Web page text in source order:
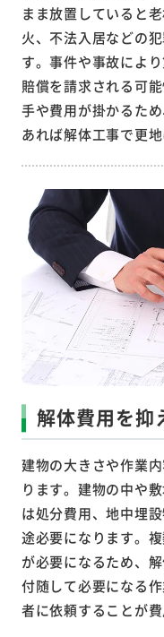
まま放置していると
火、不法入居などの
す。事件や事故によ
賠償を請求される可
手や費用が掛かるた
あれば解体工事で更
解体費用を抑
建物の大きさや作業
ります。建物の中や
は処分費用、地中埋
途必要になります。
が必要になるため、
付随して必要になる
者に依頼することが